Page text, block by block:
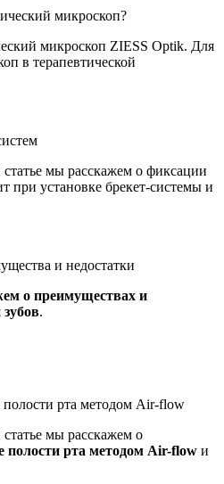
микроскоп?
микроскоп ZIESS Optik. Для
в терапевтической
статье мы расскажем о фиксации
при установке брекет-системы и
и недостатки
о преимуществах и
.
рта методом Air-flow
статье мы расскажем о
полости рта методом Air-flow и